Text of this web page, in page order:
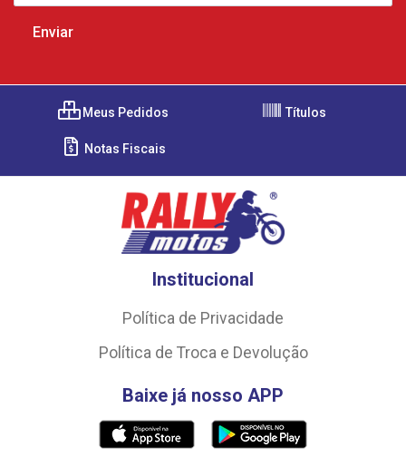
Meus Pedidos Títulos
Notas Fiscais
Institucional
Política de Privacidade
Política de Troca e Devolução
Baixe já nosso APP